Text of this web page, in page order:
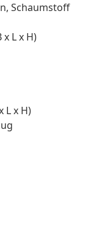
Schaumstoff
L x H)
L x H)